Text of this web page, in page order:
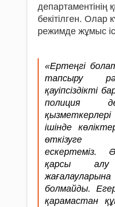
департаментінің
бекітілген. Олар
режимде жұмыс
«Ертеңгі
тапсыру
қауіпсіздікті
полиция
ішінде
өткізуге
ескертеміз.
қарсы
болмайды.
қарамастан